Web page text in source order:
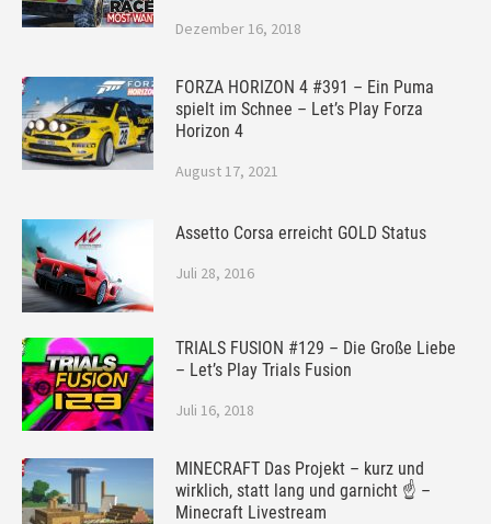
Dezember 16, 2018
FORZA HORIZON 4 #391 – Ein Puma
spielt im Schnee – Let’s Play Forza
Horizon 4
August 17, 2021
Assetto Corsa erreicht GOLD Status
Juli 28, 2016
TRIALS FUSION #129 – Die Große Liebe
– Let’s Play Trials Fusion
Juli 16, 2018
MINECRAFT Das Projekt – kurz und
wirklich, statt lang und garnicht ☝ –
Minecraft Livestream